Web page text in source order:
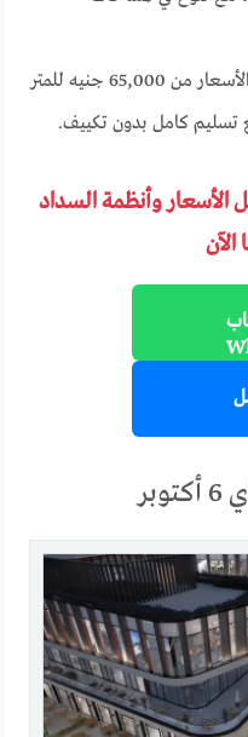
الطابق الثاني (إداري / طبي): تبدأ الأسعار من 65,000 جنيه للمتر
الأسعار وأنظمة السداد